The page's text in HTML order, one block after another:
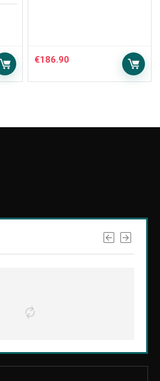
€186.90